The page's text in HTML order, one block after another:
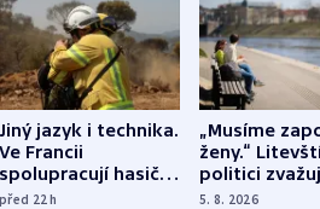
Jiný jazyk i technika.
Ve Francii
spolupracují hasiči z
různých zemí
před 22h
„Musíme
ženy.“
politici
dohodu o
5. 8. 2026